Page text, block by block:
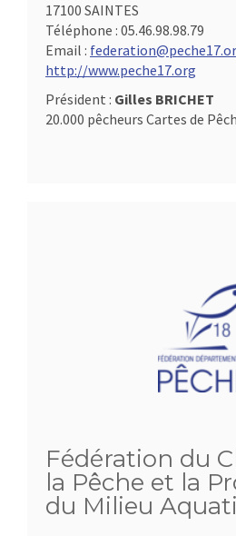
17100 SAINTES
Téléphone : 05.46.98.98.79
Email :
http://www.peche17.org
Président : Gilles BRICHET
20.000 pêcheurs Cartes de
Fédération du
la Pêche et la
du Milieu